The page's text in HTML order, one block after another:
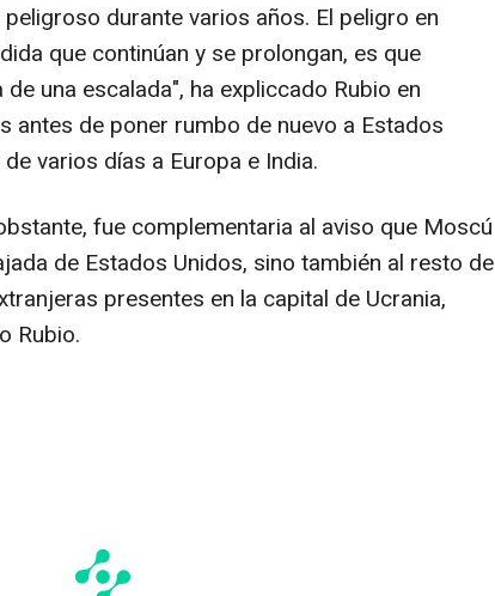
durante varios años. El peligro en
que continúan y se prolongan, es que
una escalada", ha expliccado Rubio en
antes de poner rumbo de nuevo a Estados
varios días a Europa e India.
fue complementaria al aviso que Moscú
de Estados Unidos, sino también al resto de
presentes en la capital de Ucrania,
Rubio.